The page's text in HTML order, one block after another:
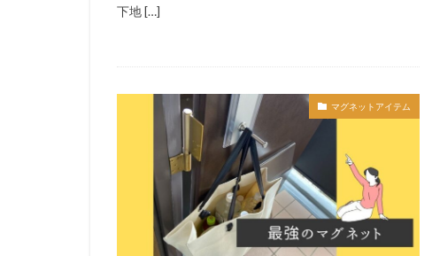
下地 […]
マグネットアイテム